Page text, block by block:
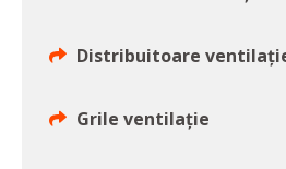
Distribuitoare
Grile ventilație